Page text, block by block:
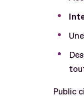
Une
Public